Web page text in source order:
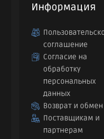
Информация
соглашение
Согласие на
обработку
персональных
данных
Возврат и обмен
Поставщикам и
партнерам